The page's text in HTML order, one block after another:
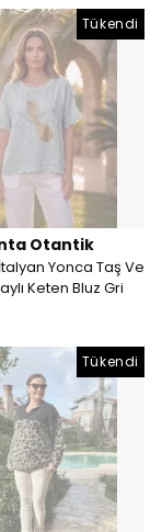
Tükendi
Otantik
Yonca Taş Ve
Keten Bluz Gri
Tükendi